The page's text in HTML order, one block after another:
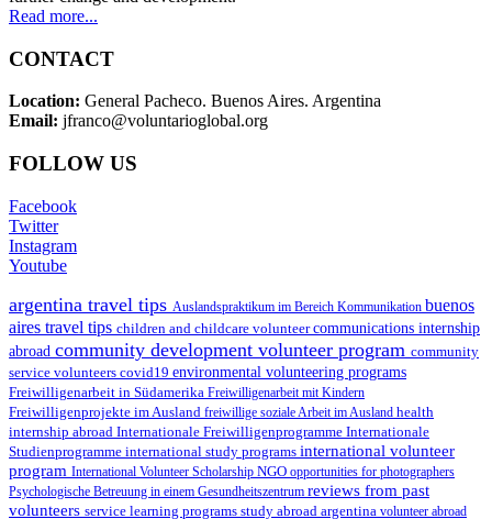
Read more...
CONTACT
Location: General Pacheco. Buenos Aires. Argentina
Email: jfranco@voluntarioglobal.org
FOLLOW US
Facebook
Twitter
Instagram
Youtube
argentina travel tips Auslandspraktikum im Bereich Kommunikation buenos
aires travel tips children and childcare volunteercommunications internship
abroad community development volunteer program community
service volunteers covid19 environmental volunteering programs
Freiwilligenarbeit in Südamerika Freiwilligenarbeit mit Kindern
Freiwilligenprojekte im Ausland freiwillige soziale Arbeit im Ausland health
internship abroad Internationale Freiwilligenprogramme Internationale
Studienprogramme international study programs international volunteer
program International Volunteer Scholarship NGO opportunities for photographers
Psychologische Betreuung in einem Gesundheitszentrum reviews from past
volunteers service learning programs study abroad argentina volunteer abroad